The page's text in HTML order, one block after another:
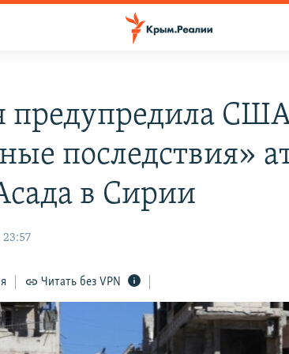
предупредила
последствия»
в Сирии
23:57
Читать без VPN